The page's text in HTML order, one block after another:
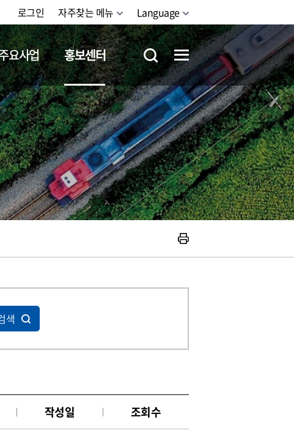
로그인 자주찾는 메뉴 Language
요사업 홍보센터
철도체험
색
작성일 조회수